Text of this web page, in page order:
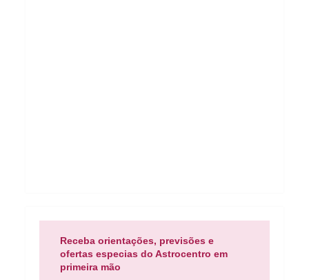
Receba orientações, previsões e
ofertas especias do Astrocentro em
primeira mão